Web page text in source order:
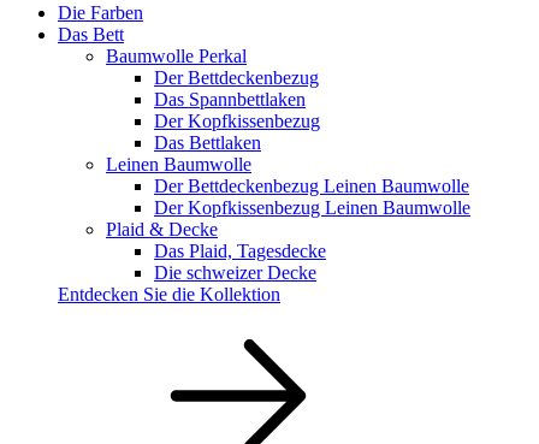
Die Farben
Das Bett
Baumwolle Perkal
Der Bettdeckenbezug
Das Spannbettlaken
Der Kopfkissenbezug
Das Bettlaken
Leinen Baumwolle
Der Bettdeckenbezug Leinen Baumwolle
Der Kopfkissenbezug Leinen Baumwolle
Plaid & Decke
Das Plaid, Tagesdecke
Die schweizer Decke
Entdecken Sie die Kollektion